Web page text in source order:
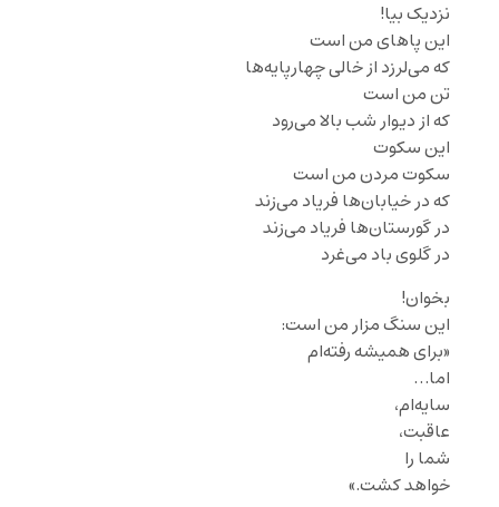
نزدیک بیا!
این پاهای من است
که می‌لرزد از خالی چهارپایه‌ها
تن من است
که از دیوار شب بالا می‌رود
این سکوت
سکوت مردن من است
که در خیابان‌ها فریاد می‌زند
در گورستان‌ها فریاد می‌زند
در گلوی باد می‌غرد
بخوان!
این سنگ مزار من است:
«برای همیشه رفته‌ام
اما…
سایه‌ام،
عاقبت،
شما را
خواهد کشت.»